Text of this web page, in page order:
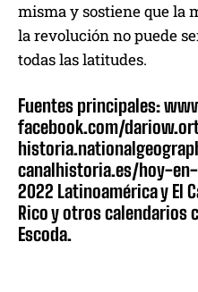
misma y sostiene que la
la revolución no puede
todas las latitudes.
Fuentes principales:
facebook.com/
canalhistoria.es/hoy-
2022 Latinoamérica y El
Rico y otros calendarios
Escoda.